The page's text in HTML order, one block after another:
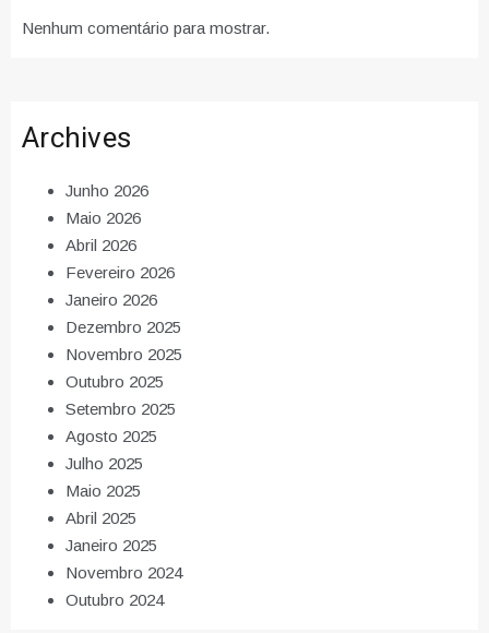
Nenhum comentário para mostrar.
Archives
Junho 2026
Maio 2026
Abril 2026
Fevereiro 2026
Janeiro 2026
Dezembro 2025
Novembro 2025
Outubro 2025
Setembro 2025
Agosto 2025
Julho 2025
Maio 2025
Abril 2025
Janeiro 2025
Novembro 2024
Outubro 2024